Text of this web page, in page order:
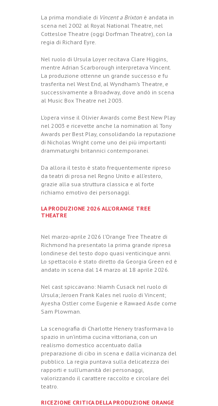
La prima mondiale di Vincent a Brixton è andata in
scena nel 2002 al Royal National Theatre , nel
Cottesloe Theatre (oggi Dorfman Theatre), con la
regia di Richard Eyre.
Nel ruolo di Ursula Loyer recitava Clare Higgins,
mentre Adrian Scarborough interpretava Vincent.
La produzione ottenne un grande successo e fu
trasferita nel West End, al Wyndham’s Theatre, e
successivamente a Broadway, dove andò in scena
al Music Box Theatre nel 2003.
L’opera vinse il Olivier Awards come Best New Play
nel 2003 e ricevette anche la nomination al Tony
Awards per Best Play, consolidando la reputazione
di Nicholas Wright come uno dei più importanti
drammaturghi britannici contemporanei.
Da allora il testo è stato frequentemente ripreso
da teatri di prosa nel Regno Unito e all’estero,
grazie alla sua struttura classica e al forte
richiamo emotivo dei personaggi.
LA PRODUZIONE 2026 ALL’ORANGE TREE
THEATRE
Nel marzo-aprile 2026 l’Orange Tree Theatre di
Richmond ha presentato la prima grande ripresa
londinese del testo dopo quasi venticinque anni.
Lo spettacolo è stato diretto da Georgia Green ed è
andato in scena dal 14 marzo al 18 aprile 2026.
Nel cast spiccavano: Niamh Cusack nel ruolo di
Ursula; Jeroen Frank Kales nel ruolo di Vincent;
Ayesha Ostler come Eugenie e Rawaed Asde come
Sam Plowman.
La scenografia di Charlotte Henery trasformava lo
spazio in un’intima cucina vittoriana, con un
realismo domestico accentuato dalla
preparazione di cibo in scena e dalla vicinanza del
pubblico. La regia puntava sulla delicatezza dei
rapporti e sull’umanità dei personaggi,
valorizzando il carattere raccolto e circolare del
teatro.
RICEZIONE CRITICA DELLA PRODUZIONE ORANGE